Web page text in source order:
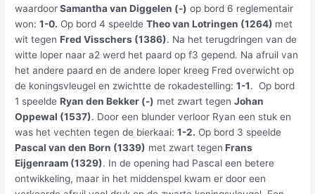
waardoorSamantha van Diggelen (-) op bord 6 reglementair
won:1-0. Op bord 4 speeldeTheo van Lotringen (1264) met
wit tegenFred Visschers (1386). Na het terugdringen van de
witte loper naar a2 werd het paard op f3 gepend. Na afruil van
het andere paard en de andere loper kreeg Fred overwicht op
de koningsvleugel en zwichtte de rokadestelling:1-1. Op bord
1 speeldeRyan den Bekker (-) met zwart tegenJohan
Oppewal (1537). Door een blunder verloor Ryan een stuk en
was het vechten tegen de bierkaai:1-2. Op bord 3 speelde
Pascal van den Born (1339) met zwart tegen Frans
Eijgenraam (1329). In de opening had Pascal een betere
ontwikkeling, maar in het middenspel kwam er door een